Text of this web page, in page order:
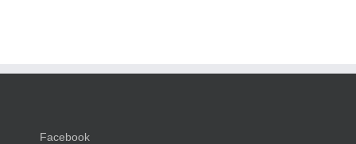
Facebook